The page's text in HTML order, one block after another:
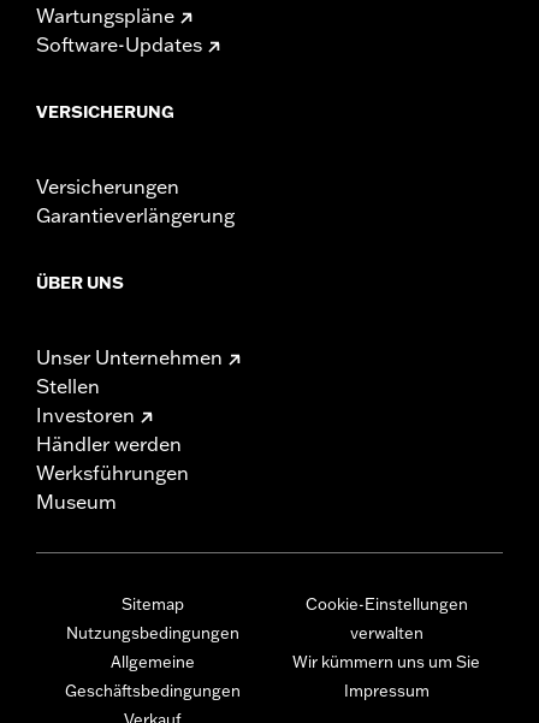
Wartungspläne
Software-Updates
VERSICHERUNG
Versicherungen
Garantieverlängerung
ÜBER UNS
Unser Unternehmen
Stellen
Investoren
Händler werden
Werksführungen
Museum
Sitemap
Nutzungsbedingungen
Allgemeine
Geschäftsbedingungen
Verkauf
Cookie-Einstellungen
verwalten
Wir kümmern uns um Sie
Impressum